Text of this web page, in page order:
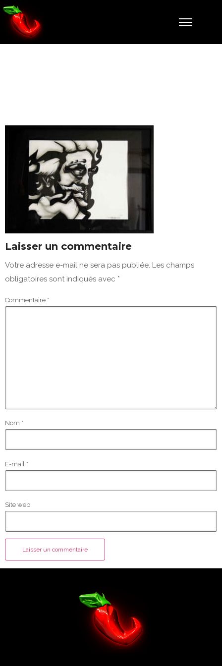
Laisser un commentaire
Votre adresse e-mail ne sera pas publiée. Les champs
obligatoires sont indiqués avec *
Commentaire *
Nom *
E-mail *
Site web